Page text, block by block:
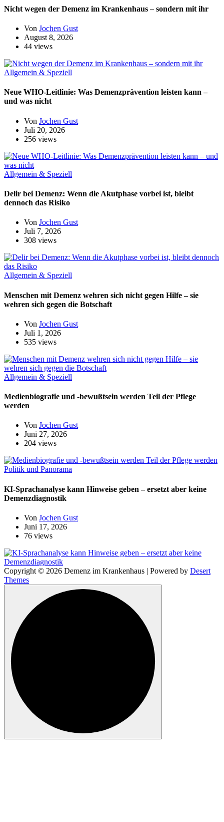
Nicht wegen der Demenz im Krankenhaus – sondern mit ihr
Von Jochen Gust
August 8, 2026
44 views
Allgemein & Speziell
Neue WHO-Leitlinie: Was Demenzprävention leisten kann –
und was nicht
Von Jochen Gust
Juli 20, 2026
256 views
Allgemein & Speziell
Delir bei Demenz: Wenn die Akutphase vorbei ist, bleibt
dennoch das Risiko
Von Jochen Gust
Juli 7, 2026
308 views
Allgemein & Speziell
Menschen mit Demenz wehren sich nicht gegen Hilfe – sie
wehren sich gegen die Botschaft
Von Jochen Gust
Juli 1, 2026
535 views
Allgemein & Speziell
Medienbiografie und -bewußtsein werden Teil der Pflege
werden
Von Jochen Gust
Juni 27, 2026
204 views
Politik und Panorama
KI-Sprachanalyse kann Hinweise geben – ersetzt aber keine
Demenzdiagnostik
Von Jochen Gust
Juni 17, 2026
76 views
Copyright © 2026 Demenz im Krankenhaus | Powered by Desert
Themes